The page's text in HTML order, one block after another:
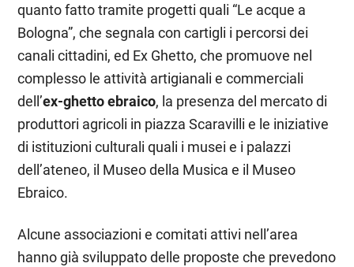
quanto fatto tramite progetti quali “Le acque a
Bologna”, che segnala con cartigli i percorsi dei
canali cittadini, ed Ex Ghetto, che promuove nel
complesso le attività artigianali e commerciali
dell’ex-ghetto ebraico, la presenza del mercato di
produttori agricoli in piazza Scaravilli e le iniziative
di istituzioni culturali quali i musei e i palazzi
dell’ateneo, il Museo della Musica e il Museo
Ebraico.
Alcune associazioni e comitati attivi nell’area
hanno già sviluppato delle proposte che prevedono